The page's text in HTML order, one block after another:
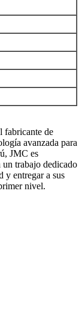
fabricante de
avanzada para
JMC es
un trabajo dedicado
y entregar a sus
nivel.